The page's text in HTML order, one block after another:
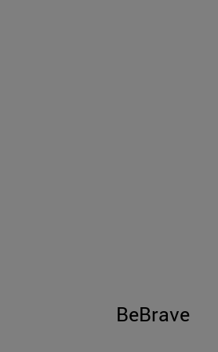
BeBrave